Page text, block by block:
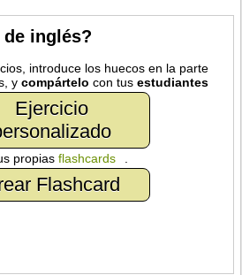
inglés?
introduce los huecos en la parte
ycompártelo con tusestudiantes
Ejercicio
propiasflashcards
Flashcard